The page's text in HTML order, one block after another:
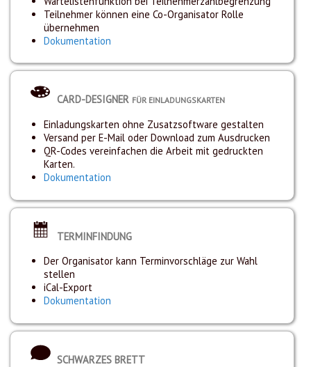
Teilnehmer können eine Co-Organisator Rolle
übernehmen
Dokumentation
CARD-DESIGNER FÜR EINLADUNGSKARTEN
Einladungskarten ohne Zusatzsoftware gestalten
Versand per E-Mail oder Download zum Ausdrucken
QR-Codes vereinfachen die Arbeit mit gedruckten
Karten.
Dokumentation
TERMINFINDUNG
Der Organisator kann Terminvorschläge zur Wahl
stellen
iCal-Export
Dokumentation
SCHWARZES BRETT